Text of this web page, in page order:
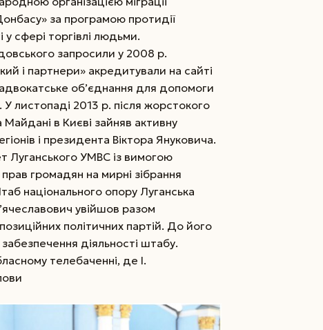
за програмою протидії
у сфері торгівлі людьми.
запросили у 2008 р.
і партнери» акредитували на сайті
об’єднання для допомоги
листопаді 2013 р. після жорстокого
Майдані в Києві зайняв активну
і президента Віктора Януковича.
Луганського УМВС із вимогою
громадян на мирні зібрання
національного опору Луганська
увійшов разом
політичних партій. До його
діяльності штабу.
телебаченні, де І.